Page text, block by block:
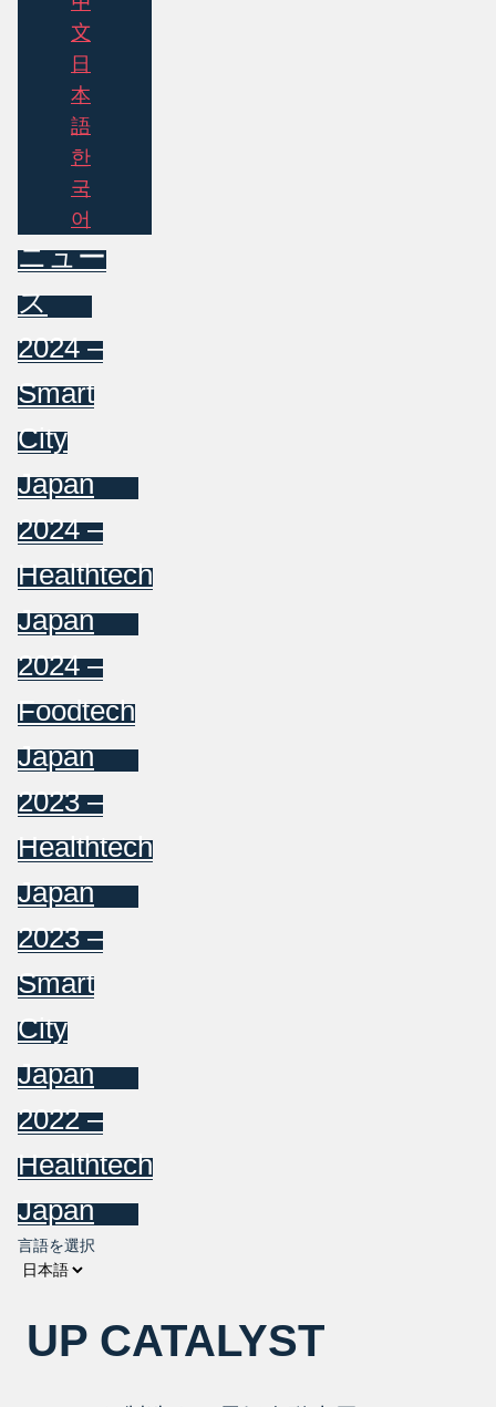
文
日
本
語
한
국
어
ニュー
ス
2024 –
Smart
City
Japan
2024 –
Healthtech
Japan
2024 –
Foodtech
Japan
2023 –
Healthtech
Japan
2023 –
Smart
City
Japan
2022 –
Healthtech
Japan
言語を選択
UP CATALYST